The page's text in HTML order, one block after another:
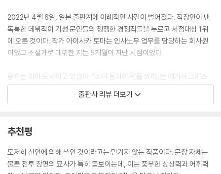
“저는 여성을 지키기 위해 싸웁니다.”
이것이 세라피마가 찾은 가장 정확한 대답이었다.
--- p.144
기억될 수도 없고 고향에 돌아갈 수도 없다. 아야는 앞으로 만나야 했을 인
간과 만나지 못하고 아이를 낳아 키우지도 못하고 손주가 태어날 일도 없
다. 아무것도 없다. 그게 죽음이야. 너희는 아야를 애도하고 아야의 몫만큼
천왕성 작전이 끝나고 아야의 죽음 앞에서 울고 있던 자신과 샤를로타에게
이리나가 한 말이었다. 첫 전투였으니까. 다음부터는 눈물 따위의 나약한
2022년 4월 6일, 일본 출판계에 이례적인 사건이 벌어졌다. 직장인이 낸
독특한 데뷔작이 기성 문인들의 쟁쟁한 경쟁작들을 누르고 서점대상 1위
에 오른 것이다. 작가 아이사카 토마는 인사노무 업무를 담당하는 회사원
이었고 소설가로 데뷔한 지는 5개월이 지난 시점이었다.
증후는 이미 도사리고 있었다. 『소녀 동지여 적을 쏴라』는 애거서 크리스
티상 최초로 심사위원 전원에게 최고점을 받아 대상을 수상하며 출간된 작
품이었고, 도쿄 최대의 서점인 기노쿠니야에서 점원들이 그해 출간된 책
자리를 차지하고 있었다.
그럼에도 이 유별난 제목에 500쪽이 넘는 두꺼운 데뷔작이 서점대상 1위
를 거둔 충격은 대단했고, 또한 소설의 배경이 된 땅에서 러시아-우크라이
출판사 리뷰 더보기
추천평
도저히 신인에 의해 쓰인 것이라고는 믿기지 않는 작품이다. 문장 자체는
물론 전투 장면의 묘사가 특히 돋보이는데, 이는 풍부한 상상력과 어휘력